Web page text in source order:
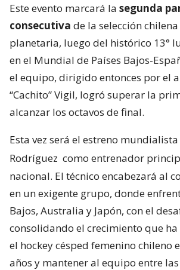
Este evento marcará la segunda
consecutiva de la selección
planetaria, luego del histórico 13°
en el Mundial de Países Bajos-
el equipo, dirigido entonces por el
“Cachito” Vigil, logró superar la
alcanzar los octavos de final.
Esta vez será el estreno
Rodríguez como entrenador
nacional. El técnico encabezará al
en un exigente grupo, donde
Bajos, Australia y Japón, con el
consolidando el crecimiento que
el hockey césped femenino chileno
años y mantener al equipo entre